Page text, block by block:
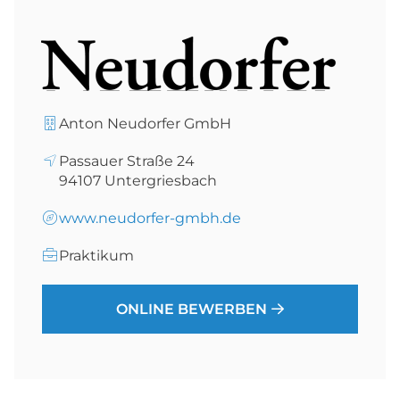
Anton Neudorfer GmbH
Passauer Straße 24
94107 Untergriesbach
www.neudorfer-gmbh.de
Praktikum
ONLINE BEWERBEN